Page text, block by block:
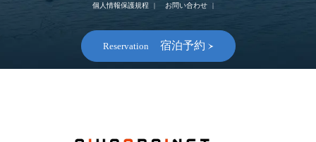
個人情報保護規程
お問い合わせ
Reservation 宿泊予約